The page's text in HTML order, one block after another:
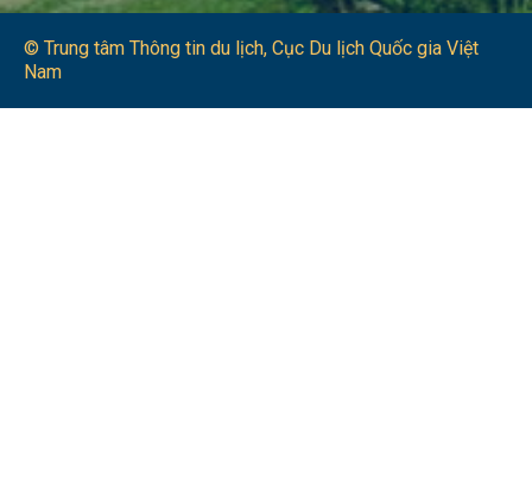
© Trung tâm Thông tin du lịch​, Cục Du lịch Quốc gia Việt
Nam